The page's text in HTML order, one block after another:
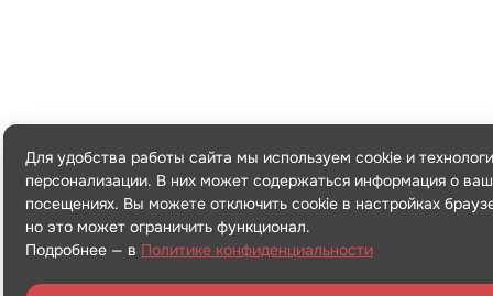
Для удобства работы сайта мы используем cookie и
персонализации. В них может содержаться информация о
посещениях. Вы можете отключить cookie в настройках
но это может ограничить функционал.
Подробнее — в Политике конфиденциальности